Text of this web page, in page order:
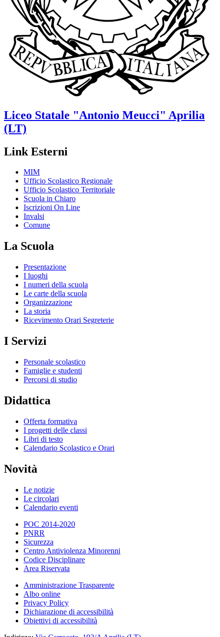
Liceo Statale "Antonio Meucci" Aprilia
(LT)
Link Esterni
MIM
Ufficio Scolastico Regionale
Ufficio Scolastico Territoriale
Scuola in Chiaro
Iscrizioni On Line
Invalsi
Comune
La Scuola
Presentazione
I luoghi
I numeri della scuola
Le carte della scuola
Organizzazione
La storia
Ricevimento Orari Segreterie
I Servizi
Personale scolastico
Famiglie e studenti
Percorsi di studio
Didattica
Offerta formativa
I progetti delle classi
Libri di testo
Calendario Scolastico e Orari
Novità
Le notizie
Le circolari
Calendario eventi
POC 2014-2020
PNRR
Sicurezza
Centro Antiviolenza Minorenni
Codice Disciplinare
Area Riservata
Amministrazione Trasparente
Albo online
Privacy Policy
Dichiarazione di accessibilità
Obiettivi di accessibilità